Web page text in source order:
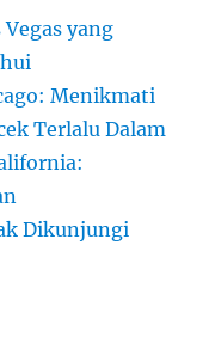
yang
Menikmati
Terlalu Dalam
Dikunjungi